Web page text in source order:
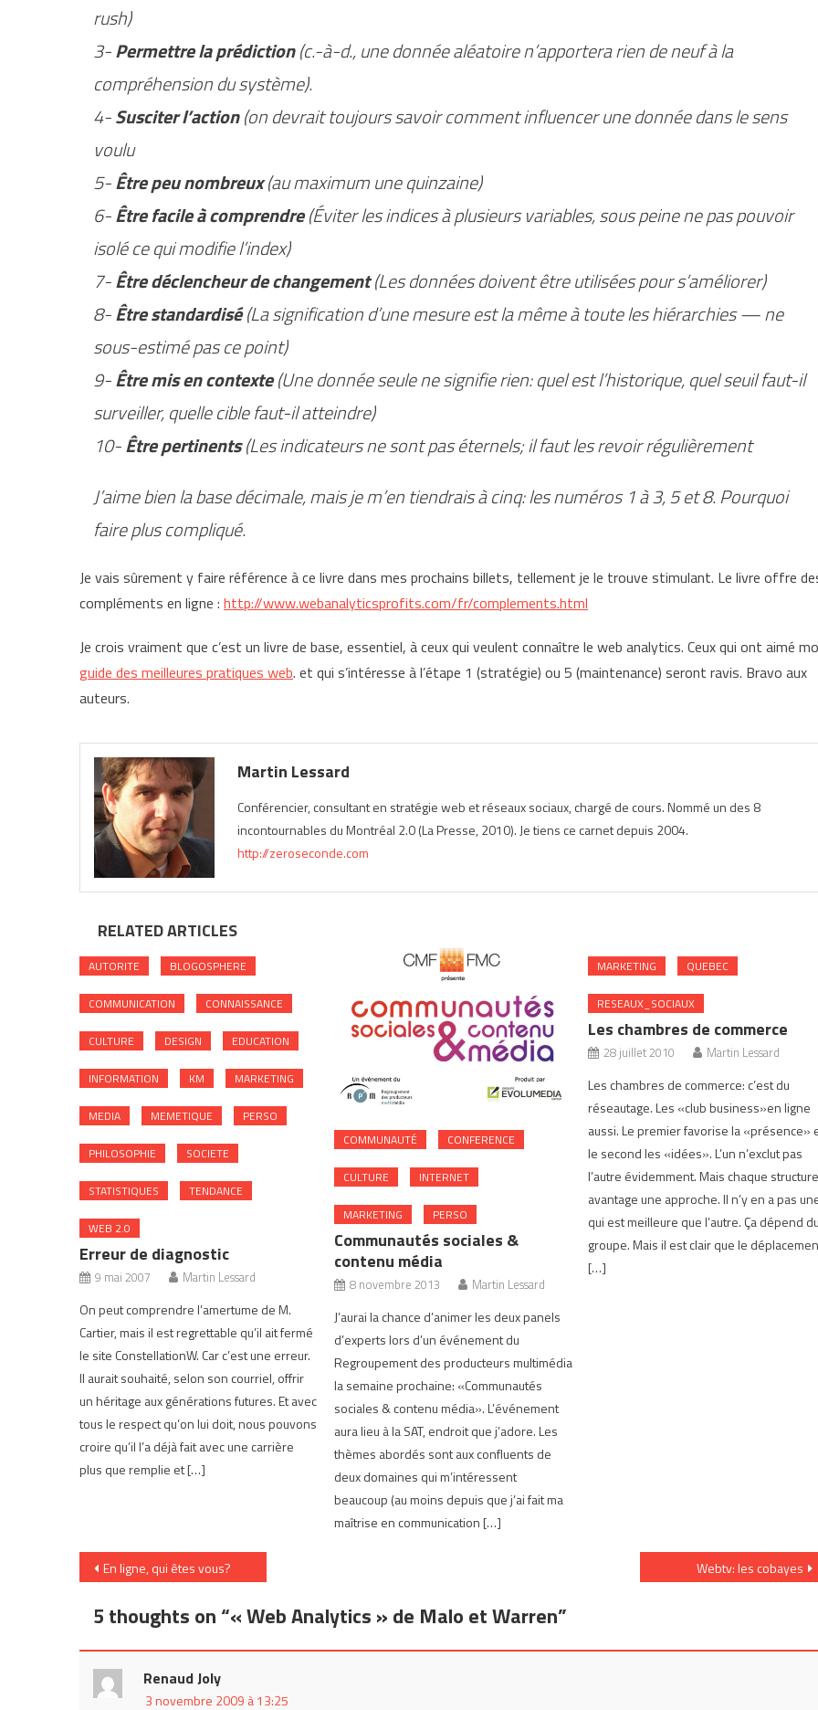
rush)
3-Permettre la prédiction(c.-à-d., une donnée aléatoire n’apportera rien de neuf à la
compréhension du système).
4-Susciter l’action(on devrait toujours savoir comment influencer une donnée dans le sens
voulu
5-Être peu nombreux(au maximum une quinzaine)
6-Être facile à comprendre(Éviter les indices à plusieurs variables, sous peine ne pas pouvoir
isolé ce qui modifie l’index)
7-Être déclencheur de changement(Les données doivent être utilisées pour s’améliorer)
8-Être standardisé(La signification d’une mesure est la même à toute les hiérarchies — ne
sous-estimé pas ce point)
9-Être mis en contexte(Une donnée seule ne signifie rien: quel est l’historique, quel seuil faut-il
surveiller, quelle cible faut-il atteindre)
10-Être pertinents(Les indicateurs ne sont pas éternels; il faut les revoir régulièrement
J’aime bien la base décimale, mais je m’en tiendrais à cinq: les numéros 1 à 3, 5 et 8. Pourquoi
faire plus compliqué.
Je vais sûrement y faire référence à ce livre dans mes prochains billets, tellement je le trouve stimulant. Le livre offre
compléments en ligne : http://www.webanalyticsprofits.com/fr/complements.html
Je crois vraiment que c’est un livre de base, essentiel, à ceux qui veulent connaître le web analytics. Ceux qui ont aimé
guide des meilleures pratiques web. et qui s’intéresse à l’étape 1 (stratégie) ou 5 (maintenance) seront ravis. Bravo aux
auteurs.
Martin Lessard
Conférencier, consultant en stratégie web et réseaux sociaux, chargé de cours. Nommé un des 8
incontournables du Montréal 2.0 (La Presse, 2010). Je tiens ce carnet depuis 2004.
http://zeroseconde.com
RELATED ARTICLES
AUTORITE BLOGOSPHERE
COMMUNICATION CONNAISSANCE
CULTURE DESIGN EDUCATION
INFORMATION KM MARKETING
MEDIA MEMETIQUE PERSO
PHILOSOPHIE SOCIETE
STATISTIQUES TENDANCE
WEB 2.0
Erreur de diagnostic
9 mai 2007 Martin Lessard
On peut comprendre l’amertume de M.
Cartier, mais il est regrettable qu’il ait fermé
le site ConstellationW. Car c’est une erreur.
Il aurait souhaité, selon son courriel, offrir
un héritage aux générations futures. Et avec
tous le respect qu’on lui doit, nous pouvons
croire qu’il l’a déjà fait avec une carrière
plus que remplie et […]
COMMUNAUTÉ CONFERENCE
CULTURE INTERNET
MARKETING PERSO
Communautés sociales &
contenu média
8 novembre 2013 Martin Lessard
J’aurai la chance d’animer les deux panels
d’experts lors d’un événement du
Regroupement des producteurs multimédia
la semaine prochaine: «Communautés
sociales & contenu média». L’événement
aura lieu à la SAT, endroit que j’adore. Les
thèmes abordés sont aux confluents de
deux domaines qui m’intéressent
beaucoup (au moins depuis que j’ai fait ma
maîtrise en communication […]
MARKETING QUEBEC
RESEAUX_SOCIAUX
Les chambres de commerce
28 juillet 2010 Martin Lessard
Les chambres de commerce: c’est du
réseautage. Les «club business»en ligne
aussi. Le premier favorise la «présence»
le second les «idées». L’un n’exclut pas
l’autre évidemment. Mais chaque
avantage une approche. Il n’y en a pas
qui est meilleure que l’autre. Ça dépend
groupe. Mais il est clair que le
[…]
Navigation
de
l’article
En ligne, qui êtes vous? Webtv: les cobayes
5 thoughts on “« Web Analytics » de Malo et Warren”
Renaud Joly
3 novembre 2009 à 13:25